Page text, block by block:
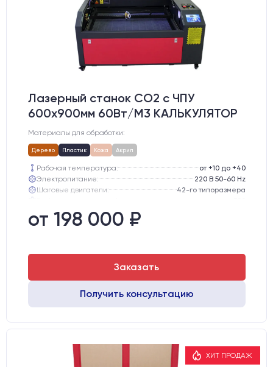
Лазерный станок CO2 c ЧПУ
600х900мм 60Вт/М3 КАЛЬКУЛЯТОР
Материалы для обработки:
Дерево Пластик Кожа Акрил
Рабочая температура:
от +10 до +40
Электропитание:
220 В 50-60 Hz
Шаговые двигатели:
42-го типоразмера
Направляющие оси Y:
Направляющие оси Х:
от 198 000 ₽
Заказать
Получить консультацию
ХИТ ПРОДАЖ